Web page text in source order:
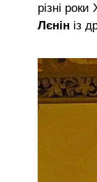
різні роки
Лєнін із